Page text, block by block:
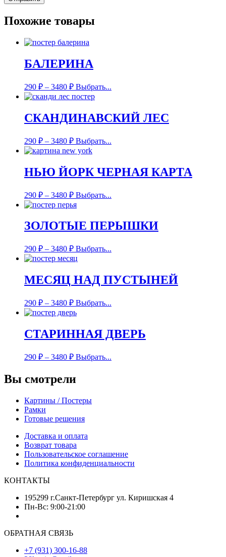
Похожие товары
БАЛЕРИНА
290 ₽ – 3480 ₽ Выбрать...
СКАНДИНАВСКИЙ ЛЕС
290 ₽ – 3480 ₽ Выбрать...
НЬЮ ЙОРК ЧЕРНАЯ КАРТА
290 ₽ – 3480 ₽ Выбрать...
ЗОЛОТЫЕ ПЕРЫШКИ
290 ₽ – 3480 ₽ Выбрать...
МЕСЯЦ НАД ПУСТЫНЕЙ
290 ₽ – 3480 ₽ Выбрать...
СТАРИННАЯ ДВЕРЬ
290 ₽ – 3480 ₽ Выбрать...
Вы смотрели
Картины / Постеры
Рамки
Готовые решения
Доставка и оплата
Возврат товара
Пользовательское соглашение
Политика конфиденциальности
КОНТАКТЫ
195299 г.Санкт-Петербург ул. Киришская 4
Пн-Вс: 9:00-21:00
ОБРАТНАЯ СВЯЗЬ
+7 (931) 300-16-88